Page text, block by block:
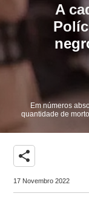
A
Em números
quantidade de
share
17 Novembro 2022